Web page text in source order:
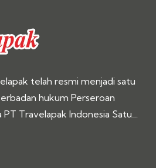
telah resmi menjadi satu
hukum Perseroan
Travelapak Indonesia Satu…